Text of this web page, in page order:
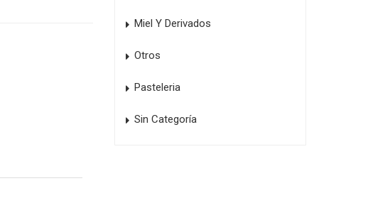
Miel Y Derivados
Otros
Pasteleria
Sin Categoría